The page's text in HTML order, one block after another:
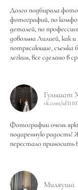
Долго подбирала
фотографий, по
деталей, по
довольна Лилией, как
потрясающие, съемка
легким, все сделано в
Гульшат
vk.com/
Фотографии очень
подаренную радость!
перестало приносить
Миляуша